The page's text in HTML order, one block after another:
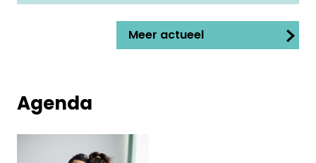
Meer actueel
Agenda